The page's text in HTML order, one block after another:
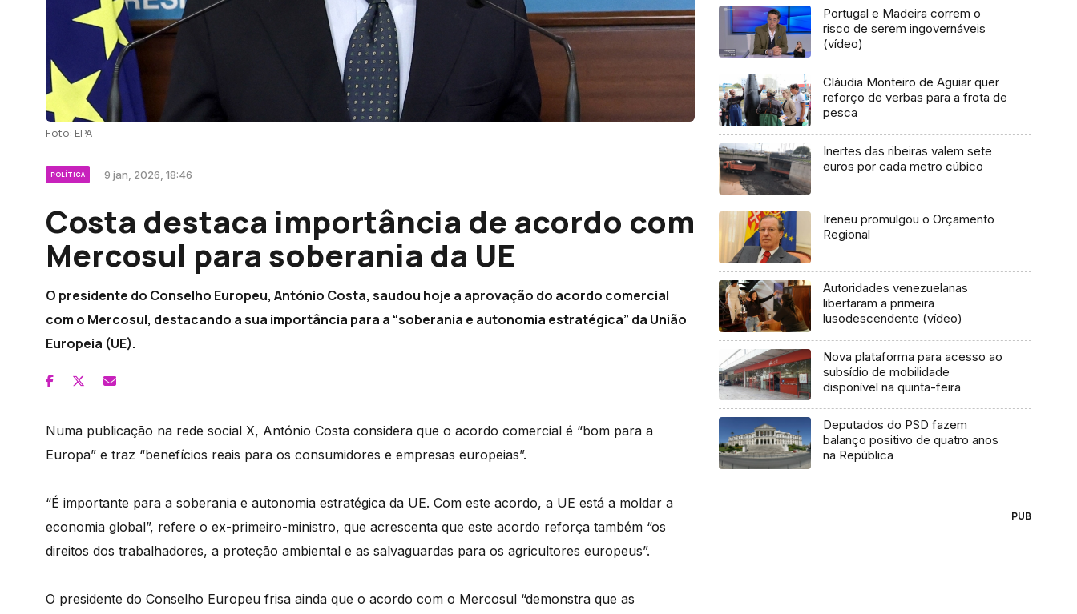
Foto: EPA
POLÍTICA 9 jan, 2026, 18:46
Costa destaca importância de acordo com
Mercosul para soberania da UE
O presidente do Conselho Europeu, António Costa, saudou hoje a aprovação do acordo comercial
com o Mercosul, destacando a sua importância para a “soberania e autonomia estratégica” da União
Europeia (UE).
Numa publicação na rede social X, António Costa considera que o acordo comercial é “bom para a
Europa” e traz “benefícios reais para os consumidores e empresas europeias”.
“É importante para a soberania e autonomia estratégica da UE. Com este acordo, a UE está a moldar a
economia global”, refere o ex-primeiro-ministro, que acrescenta que este acordo reforça também “os
direitos dos trabalhadores, a proteção ambiental e as salvaguardas para os agricultores europeus”.
O presidente do Conselho Europeu frisa ainda que o acordo com o Mercosul “demonstra que as
Portugal e Madeira correm o
risco de serem ingovernáveis
(vídeo)
Cláudia Monteiro de Aguiar quer
reforço de verbas para a frota de
pesca
Inertes das ribeiras valem sete
euros por cada metro cúbico
Ireneu promulgou o Orçamento
Regional
Autoridades venezuelanas
libertaram a primeira
lusodescendente (vídeo)
Nova plataforma para acesso ao
subsídio de mobilidade
disponível na quinta-feira
Deputados do PSD fazem
balanço positivo de quatro anos
na República
PUB